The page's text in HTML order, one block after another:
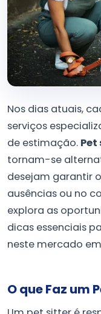
Nos dias atuais,
serviços
de estimação.
tornam-se
desejam garantir
ausências ou no
explora as
dicas essenciais
neste mercado
O que Faz um